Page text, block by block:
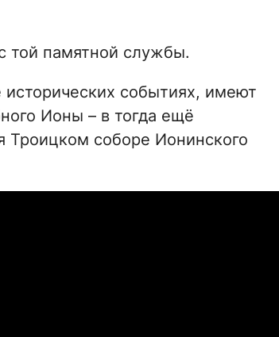
той памятной службы.
исторических событиях, имеют
Ионы – в тогда ещё
Троицком соборе Ионинского